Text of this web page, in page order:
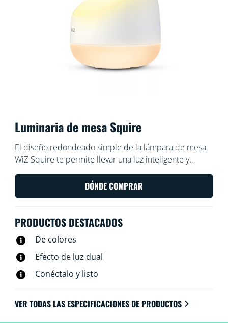
Luminaria de mesa Squire
El diseño redondeado simple de la lámpara de mesa
WiZ Squire te permite llevar una luz inteligente y
colorida a cualquier rincón de tu hogar. Úsala con la
aplicación WiZ o con tu voz para atenuar las luces e
iluminar o usa los modos de iluminación
DÓNDE COMPRAR
PRODUCTOS DESTACADOS
De colores
Efecto de luz dual
Conéctalo y listo
VER TODAS LAS ESPECIFICACIONES DE PRODUCTOS